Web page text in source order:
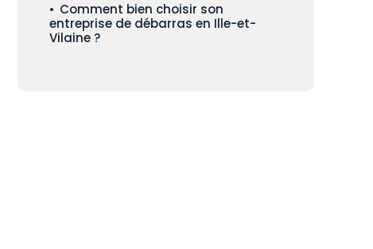
Comment bien choisir son
entreprise de débarras en Ille-et-
Vilaine ?